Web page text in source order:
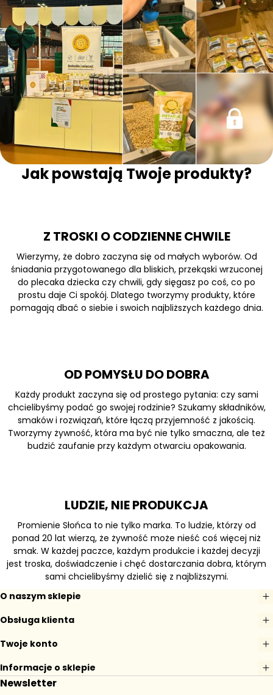
Jak powstają Twoje produkty?
Z TROSKI O CODZIENNE CHWILE
Wierzymy, że dobro zaczyna się od małych wyborów. Od
śniadania przygotowanego dla bliskich, przekąski wrzuconej
do plecaka dziecka czy chwili, gdy sięgasz po coś, co po
prostu daje Ci spokój. Dlatego tworzymy produkty, które
pomagają dbać o siebie i swoich najbliższych każdego dnia.
OD POMYSŁU DO DOBRA
Każdy produkt zaczyna się od prostego pytania: czy sami
chcielibyśmy podać go swojej rodzinie? Szukamy składników,
smaków i rozwiązań, które łączą przyjemność z jakością.
Tworzymy żywność, która ma być nie tylko smaczna, ale też
budzić zaufanie przy każdym otwarciu opakowania.
LUDZIE, NIE PRODUKCJA
Promienie Słońca to nie tylko marka. To ludzie, którzy od
ponad 20 lat wierzą, że żywność może nieść coś więcej niż
smak. W każdej paczce, każdym produkcie i każdej decyzji
jest troska, doświadczenie i chęć dostarczania dobra, którym
sami chcielibyśmy dzielić się z najbliższymi.
O naszym sklepie
Obsługa klienta
Twoje konto
Informacje o sklepie
Newsletter